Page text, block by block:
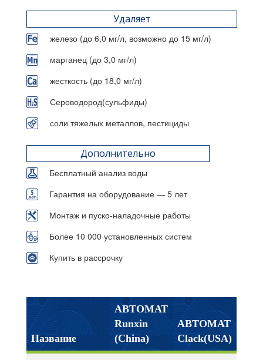
Удаляет
железо (до 6,0 мг/л, возможно до 15 мг/л)
марганец (до 3,0 мг/л)
жесткость (до 18,0 мг/л)
Сероводород(сульфиды)
соли тяжелых металлов, пестициды
Дополнительно
Бесплатный анализ воды
Гарантия на оборудование — 5 лет
Монтаж и пуско-наладочные работы
Более 10 000 установленных систем
Купить в рассрочку
Название
АВТОМАТ
Runxin
(China)
АВТОМАТ
Clack(USA)